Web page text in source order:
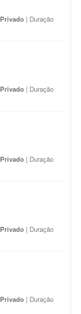
Privado | Duração
Privado | Duração
Privado | Duração
Privado | Duração
Privado | Duração